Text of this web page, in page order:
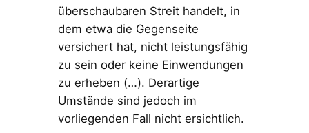
überschaubaren Streit handelt, in
dem etwa die Gegenseite
versichert hat, nicht leistungsfähig
zu sein oder keine Einwendungen
zu erheben (…). Derartige
Umstände sind jedoch im
vorliegenden Fall nicht ersichtlich.